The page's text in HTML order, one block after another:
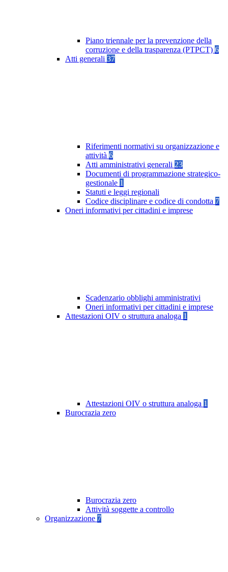
Piano triennale per la prevenzione della
corruzione e della trasparenza (PTPCT) 6
Atti generali 37
Riferimenti normativi su organizzazione e
attività 6
Atti amministrativi generali 23
Documenti di programmazione strategico-
gestionale 1
Statuti e leggi regionali
Codice disciplinare e codice di condotta 7
Oneri informativi per cittadini e imprese
Scadenzario obblighi amministrativi
Oneri informativi per cittadini e imprese
Attestazioni OIV o struttura analoga 1
Attestazioni OIV o struttura analoga 1
Burocrazia zero
Burocrazia zero
Attività soggette a controllo
Organizzazione 7